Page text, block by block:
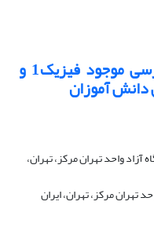
بررسی تأثیر عناصر برنامۀ درسی موجود فیزیک 1 و
آموزان
واحد تهران مرکز، تهران،
تهران مرکز، تهران، ایران